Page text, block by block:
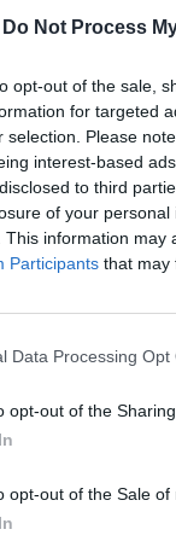
Do Not Process
opt-out of the sale,
for targeted
selection. Please
interest-based
to third
of your personal
This information may
Participants that may
Data Processing Opt
opt-out of the
opt-out of the Sale of
ment a hazai
végén pedig
5 hónap
a turisztikai
be az
által
a 10 fő
hogy a piaci
Szállodák és
érzékelhető a